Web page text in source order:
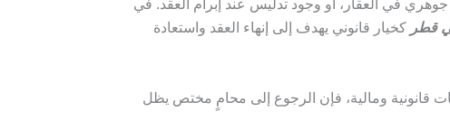
في العقار، أو وجود تدليس عند إبرام العقد. في
قطر كخيار قانوني يهدف إلى إنهاء العقد واستعادة
قانونية ومالية، فإن الرجوع إلى محامٍ مختص يظل